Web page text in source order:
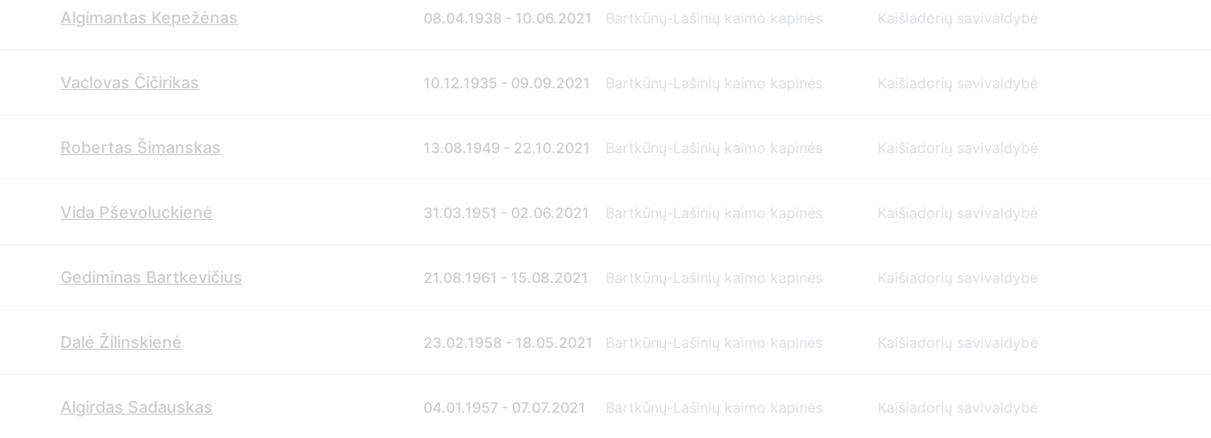
Algimantas Kepežėnas 08.04.1938 - 10.06.2021 Bartkūnų-Lašinių kaimo kapinės Kaišiadorių savivaldybė
Vaclovas Čičirikas 10.12.1935 - 09.09.2021 Bartkūnų-Lašinių kaimo kapinės Kaišiadorių savivaldybė
Robertas Šimanskas 13.08.1949 - 22.10.2021 Bartkūnų-Lašinių kaimo kapinės Kaišiadorių savivaldybė
Vida Pševoluckienė 31.03.1951 - 02.06.2021 Bartkūnų-Lašinių kaimo kapinės Kaišiadorių savivaldybė
Gediminas Bartkevičius 21.08.1961 - 15.08.2021 Bartkūnų-Lašinių kaimo kapinės Kaišiadorių savivaldybė
Dalė Žilinskienė 23.02.1958 - 18.05.2021 Bartkūnų-Lašinių kaimo kapinės Kaišiadorių savivaldybė
Algirdas Sadauskas 04.01.1957 - 07.07.2021 Bartkūnų-Lašinių kaimo kapinės Kaišiadorių savivaldybė